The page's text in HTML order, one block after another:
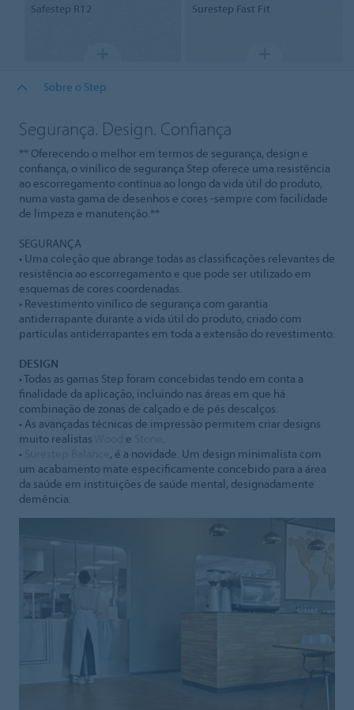
SafestepR12 Surestep Fast Fit
Sobre o Step
Segurança. Design. Confiança
** Oferecendo o melhor em termos de segurança, design e
confiança, o vinílico de segurança Step oferece uma resistência
ao escorregamento contínua ao longo da vida útil do produto,
numa vasta gama de desenhos e cores -sempre com facilidade
de limpeza e manutenção.**
SEGURANÇA
• Uma coleção que abrange todas as classificações relevantes de
resistência ao escorregamento e que pode ser utilizado em
esquemas de cores coordenadas.
• Revestimento vinílico de segurança com garantia
antiderrapante durante a vida útil do produto, criado com
partículas antiderrapantes em toda a extensão do revestimento.
DESIGN
• Todas as gamas Step foram concebidas tendo em conta a
finalidade da aplicação, incluindo nas áreas em que há
combinação de zonas de calçado e de pés descalços.
• As avançadas técnicas de impressão permitem criar designs
muito realistas
e
.
•
, é a novidade. Um design minimalista com
um acabamento mate especificamente concebido para a área
da saúde em instituições de saúde mental, designadamente
demência.